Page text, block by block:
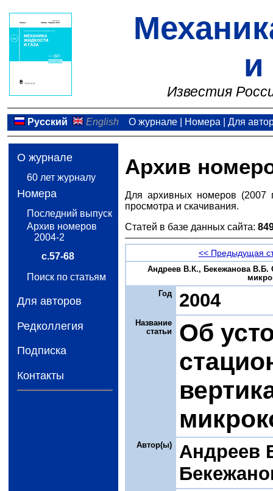
и
Известия
Русский English О журнале| Номера Для
О журнале
60 лет журналу
Номера
Последний выпуск
Архив номеров
2004-2
с.57-68
Поиск по статьям
Для авторов
Редколлегия
Подписка
Контакты
Архив
Для архивных номеров (2007
просмотра и скачивания.
Статей в базе данных сайта:
<< Предыдущая
Андреев В.К., Бекежанова В.Б.
Год
2004
Название
статьи
Об
Автор(ы)
Андреев